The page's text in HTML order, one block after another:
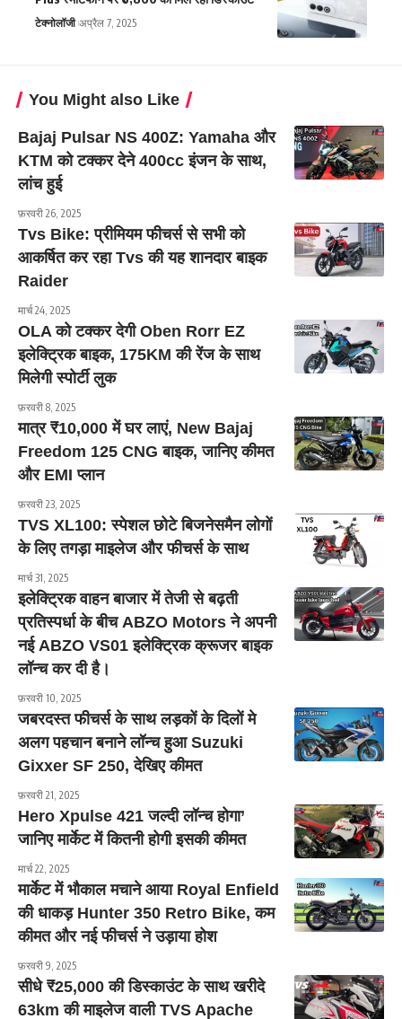
टेक्नोलॉजी अप्रैल 7, 2025
You Might also Like
Bajaj Pulsar NS 400Z: Yamaha और
KTM को टक्कर देने 400cc इंजन के साथ,
लांच हुई
फ़रवरी 26, 2025
Tvs Bike: प्रीमियम फीचर्स से सभी को
आकर्षित कर रहा Tvs की यह शानदार बाइक
Raider
मार्च 24, 2025
OLA को टक्कर देगी Oben Rorr EZ
इलेक्ट्रिक बाइक, 175KM की रेंज के साथ
मिलेगी स्पोर्टी लुक
फ़रवरी 8, 2025
मात्र ₹10,000 में घर लाएं, New Bajaj
Freedom 125 CNG बाइक, जानिए कीमत
और EMI प्लान
फ़रवरी 23, 2025
TVS XL100: स्पेशल छोटे बिजनेसमैन लोगों
के लिए तगड़ा माइलेज और फीचर्स के साथ
मार्च 31, 2025
इलेक्ट्रिक वाहन बाजार में तेजी से बढ़ती
प्रतिस्पर्धा के बीच ABZO Motors ने अपनी
नई ABZO VS01 इलेक्ट्रिक क्रूजर बाइक
लॉन्च कर दी है।
फ़रवरी 10, 2025
जबरदस्त फीचर्स के साथ लड़कों के दिलों मे
अलग पहचान बनाने लॉन्च हुआ Suzuki
Gixxer SF 250, देखिए कीमत
फ़रवरी 21, 2025
Hero Xpulse 421 जल्दी लॉन्च होगा’
जानिए मार्केट में कितनी होगी इसकी कीमत
मार्च 22, 2025
मार्केट में भौकाल मचाने आया Royal Enfield
की धाकड़ Hunter 350 Retro Bike, कम
कीमत और नई फीचर्स ने उड़ाया होश
फ़रवरी 9, 2025
सीधे ₹25,000 की डिस्काउंट के साथ खरीदे
63km की माइलेज वाली TVS Apache